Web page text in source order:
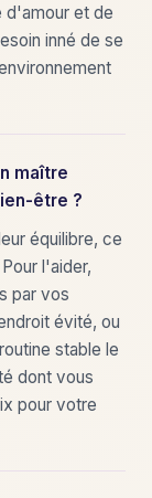
d'amour et de
inné de se
maître
être ?
équilibre, ce
l'aider,
par vos
évité, ou
stable le
dont vous
pour votre